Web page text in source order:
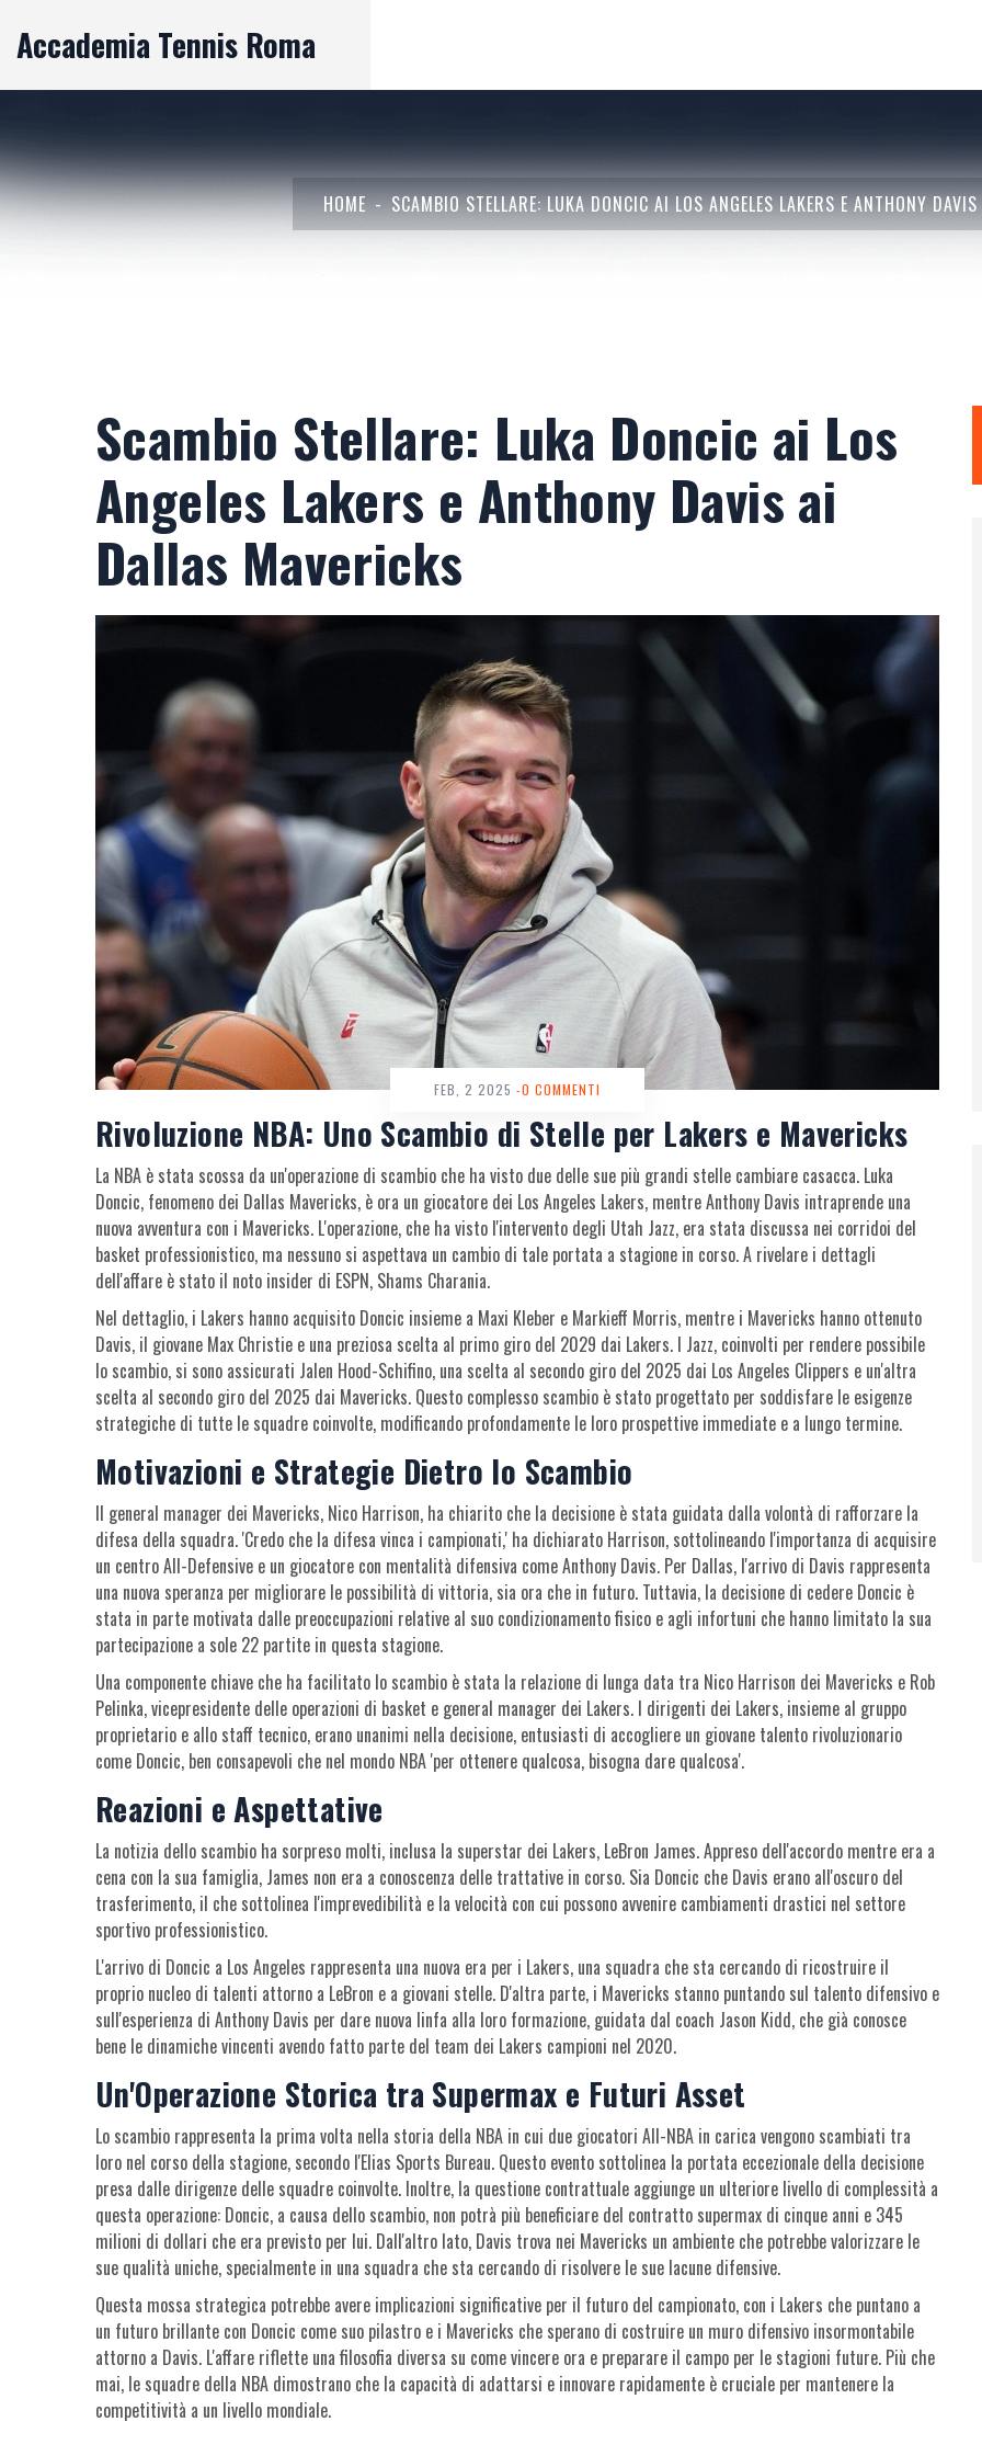
Accademia Tennis Roma
HOME SCAMBIO STELLARE: LUKA DONCIC AI LOS ANGELES LAKERS E ANTHONY
Scambio Stellare: Luka Doncic ai Los
Angeles Lakers e Anthony Davis ai
Dallas Mavericks
FEB, 2 2025 -0 COMMENTI
Rivoluzione NBA: Uno Scambio di Stelle per Lakers e Mavericks
La NBA è stata scossa da un'operazione di scambio che ha visto due delle sue più grandi stelle cambiare casacca. Luka
Doncic, fenomeno dei Dallas Mavericks, è ora un giocatore dei Los Angeles Lakers, mentre Anthony Davis intraprende una
nuova avventura con i Mavericks. L'operazione, che ha visto l'intervento degli Utah Jazz, era stata discussa nei corridoi del
basket professionistico, ma nessuno si aspettava un cambio di tale portata a stagione in corso. A rivelare i dettagli
dell'affare è stato il noto insider di ESPN, Shams Charania.
Nel dettaglio, i Lakers hanno acquisito Doncic insieme a Maxi Kleber e Markieff Morris, mentre i Mavericks hanno ottenuto
Davis, il giovane Max Christie e una preziosa scelta al primo giro del 2029 dai Lakers. I Jazz, coinvolti per rendere possibile
lo scambio, si sono assicurati Jalen Hood-Schifino, una scelta al secondo giro del 2025 dai Los Angeles Clippers e un'altra
scelta al secondo giro del 2025 dai Mavericks. Questo complesso scambio è stato progettato per soddisfare le esigenze
strategiche di tutte le squadre coinvolte, modificando profondamente le loro prospettive immediate e a lungo termine.
Motivazioni e Strategie Dietro lo Scambio
Il general manager dei Mavericks, Nico Harrison, ha chiarito che la decisione è stata guidata dalla volontà di rafforzare la
difesa della squadra. 'Credo che la difesa vinca i campionati,' ha dichiarato Harrison, sottolineando l'importanza di acquisire
un centro All-Defensive e un giocatore con mentalità difensiva come Anthony Davis. Per Dallas, l'arrivo di Davis rappresenta
una nuova speranza per migliorare le possibilità di vittoria, sia ora che in futuro. Tuttavia, la decisione di cedere Doncic è
stata in parte motivata dalle preoccupazioni relative al suo condizionamento fisico e agli infortuni che hanno limitato la sua
partecipazione a sole 22 partite in questa stagione.
Una componente chiave che ha facilitato lo scambio è stata la relazione di lunga data tra Nico Harrison dei Mavericks e Rob
Pelinka, vicepresidente delle operazioni di basket e general manager dei Lakers. I dirigenti dei Lakers, insieme al gruppo
proprietario e allo staff tecnico, erano unanimi nella decisione, entusiasti di accogliere un giovane talento rivoluzionario
come Doncic, ben consapevoli che nel mondo NBA 'per ottenere qualcosa, bisogna dare qualcosa'.
Reazioni e Aspettative
La notizia dello scambio ha sorpreso molti, inclusa la superstar dei Lakers, LeBron James. Appreso dell'accordo mentre era a
cena con la sua famiglia, James non era a conoscenza delle trattative in corso. Sia Doncic che Davis erano all'oscuro del
trasferimento, il che sottolinea l'imprevedibilità e la velocità con cui possono avvenire cambiamenti drastici nel settore
sportivo professionistico.
L'arrivo di Doncic a Los Angeles rappresenta una nuova era per i Lakers, una squadra che sta cercando di ricostruire il
proprio nucleo di talenti attorno a LeBron e a giovani stelle. D'altra parte, i Mavericks stanno puntando sul talento difensivo e
sull'esperienza di Anthony Davis per dare nuova linfa alla loro formazione, guidata dal coach Jason Kidd, che già conosce
bene le dinamiche vincenti avendo fatto parte del team dei Lakers campioni nel 2020.
Un'Operazione Storica tra Supermax e Futuri Asset
Lo scambio rappresenta la prima volta nella storia della NBA in cui due giocatori All-NBA in carica vengono scambiati tra
loro nel corso della stagione, secondo l'Elias Sports Bureau. Questo evento sottolinea la portata eccezionale della decisione
presa dalle dirigenze delle squadre coinvolte. Inoltre, la questione contrattuale aggiunge un ulteriore livello di complessità a
questa operazione: Doncic, a causa dello scambio, non potrà più beneficiare del contratto supermax di cinque anni e 345
milioni di dollari che era previsto per lui. Dall'altro lato, Davis trova nei Mavericks un ambiente che potrebbe valorizzare le
sue qualità uniche, specialmente in una squadra che sta cercando di risolvere le sue lacune difensive.
Questa mossa strategica potrebbe avere implicazioni significative per il futuro del campionato, con i Lakers che puntano a
un futuro brillante con Doncic come suo pilastro e i Mavericks che sperano di costruire un muro difensivo insormontabile
attorno a Davis. L'affare riflette una filosofia diversa su come vincere ora e preparare il campo per le stagioni future. Più che
mai, le squadre della NBA dimostrano che la capacità di adattarsi e innovare rapidamente è cruciale per mantenere la
competitività a un livello mondiale.